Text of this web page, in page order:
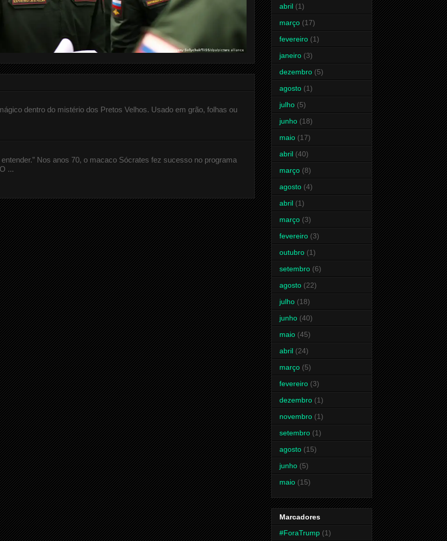
dentro do mistério dos Pretos Velhos. Usado em grão, folhas ou
Nos anos 70, o macaco Sócrates fez sucesso no programa
...
abril (1)
março (17)
fevereiro (1)
janeiro (3)
dezembro (5)
agosto (1)
julho (5)
junho (18)
maio (17)
abril (40)
março (8)
agosto (4)
abril (1)
março (3)
fevereiro (3)
outubro (1)
setembro (6)
agosto (22)
julho (18)
junho (40)
maio (45)
abril (24)
março (5)
fevereiro (3)
dezembro (1)
novembro (1)
setembro (1)
agosto (15)
junho (5)
maio (15)
Marcadores
#ForaTrump (1)